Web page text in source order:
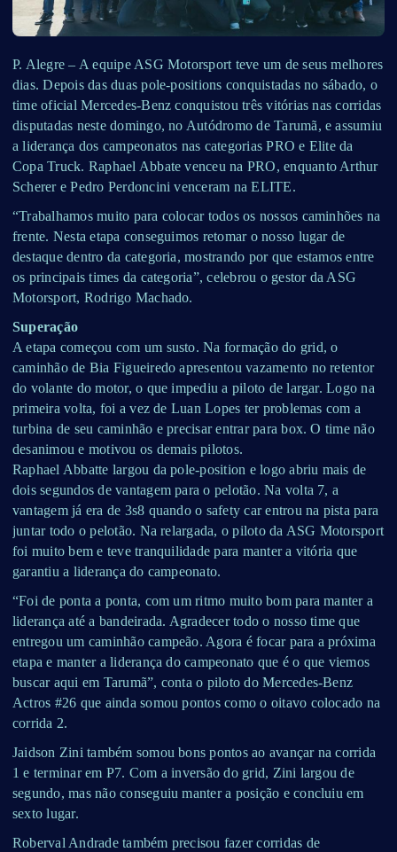
P. Alegre – A equipe ASG Motorsport teve um de seus melhores
dias. Depois das duas pole-positions conquistadas no sábado, o
time oficial Mercedes-Benz conquistou três vitórias nas corridas
disputadas neste domingo, no Autódromo de Tarumã, e assumiu
a liderança dos campeonatos nas categorias PRO e Elite da
Copa Truck. Raphael Abbate venceu na PRO, enquanto Arthur
Scherer e Pedro Perdoncini venceram na ELITE.
“Trabalhamos muito para colocar todos os nossos caminhões na
frente. Nesta etapa conseguimos retomar o nosso lugar de
destaque dentro da categoria, mostrando por que estamos entre
os principais times da categoria”, celebrou o gestor da ASG
Motorsport, Rodrigo Machado.
Superação
A etapa começou com um susto. Na formação do grid, o
caminhão de Bia Figueiredo apresentou vazamento no retentor
do volante do motor, o que impediu a piloto de largar. Logo na
primeira volta, foi a vez de Luan Lopes ter problemas com a
turbina de seu caminhão e precisar entrar para box. O time não
desanimou e motivou os demais pilotos.
Raphael Abbatte largou da pole-position e logo abriu mais de
dois segundos de vantagem para o pelotão. Na volta 7, a
vantagem já era de 3s8 quando o safety car entrou na pista para
juntar todo o pelotão. Na relargada, o piloto da ASG Motorsport
foi muito bem e teve tranquilidade para manter a vitória que
garantiu a liderança do campeonato.
“Foi de ponta a ponta, com um ritmo muito bom para manter a
liderança até a bandeirada. Agradecer todo o nosso time que
entregou um caminhão campeão. Agora é focar para a próxima
etapa e manter a liderança do campeonato que é o que viemos
buscar aqui em Tarumã”, conta o piloto do Mercedes-Benz
Actros #26 que ainda somou pontos como o oitavo colocado na
corrida 2.
Jaidson Zini também somou bons pontos ao avançar na corrida
1 e terminar em P7. Com a inversão do grid, Zini largou de
segundo, mas não conseguiu manter a posição e concluiu em
sexto lugar.
Roberval Andrade também precisou fazer corridas de